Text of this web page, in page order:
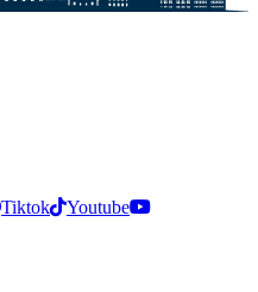
Tiktok Youtube